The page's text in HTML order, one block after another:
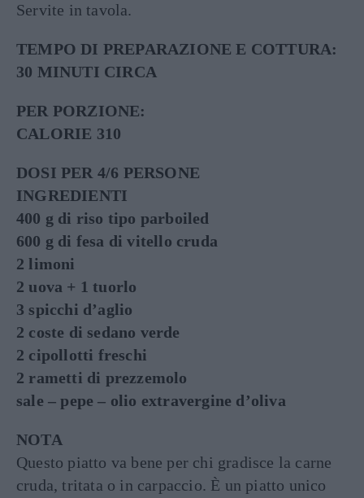
Servite in tavola.
TEMPO DI PREPARAZIONE E COTTURA:
30 MINUTI CIRCA
PER PORZIONE:
CALORIE 310
DOSI PER 4/6 PERSONE
INGREDIENTI
400 g di riso tipo parboiled
600 g di fesa di vitello cruda
2 limoni
2 uova + 1 tuorlo
3 spicchi d’aglio
2 coste di sedano verde
2 cipollotti freschi
2 rametti di prezzemolo
sale – pepe – olio extravergine d’oliva
NOTA
Questo piatto va bene per chi gradisce la carne
cruda, tritata o in carpaccio. È un piatto unico